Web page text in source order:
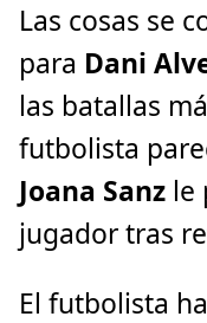
Las cosas se
para Dani
las batallas
futbolista
Joana Sanz le
jugador tras
El futbolista